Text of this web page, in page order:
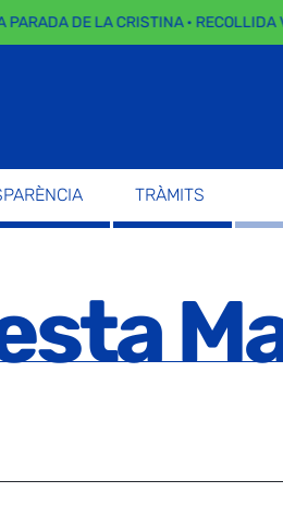
DE LA CRISTINA · RECOLLIDA
TRÀMITS